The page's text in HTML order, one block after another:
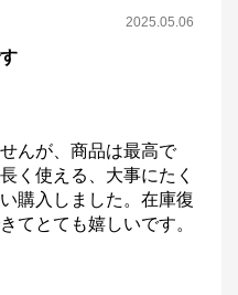
2025.05.06
んが、商品は最高で
く使える、大事にたく
購入しました。在庫復
てとても嬉しいです。